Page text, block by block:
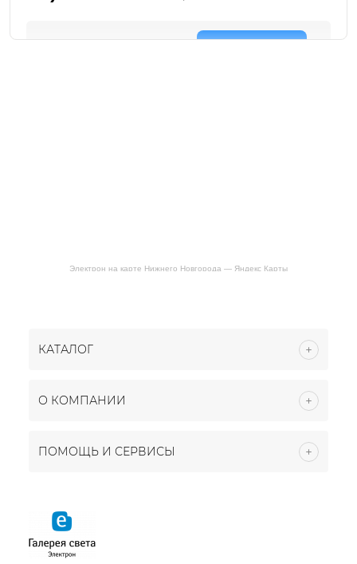
Электрон на карте Нижнего Новгорода — Яндекс Карты
КАТАЛОГ
О КОМПАНИИ
ПОМОЩЬ И СЕРВИСЫ